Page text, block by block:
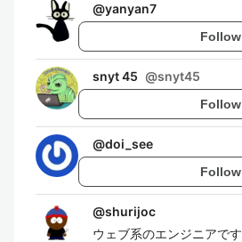
@yanyan7
Follow
snyt 45 @snyt45
Follow
@doi_see
Follow
@shurijoc
ウェブ系のエンジニアです